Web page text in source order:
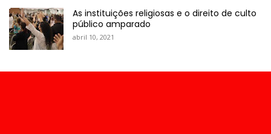
As instituições religiosas e o direito de culto
público amparado
abril 10, 2021